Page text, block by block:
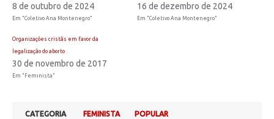
8 de outubro de 2024
Em "Coletivo Ana Montenegro"
16 de dezembro de 2024
Em "Coletivo Ana Montenegro"
Organizações cristãs em favor da
legalização do aborto
30 de novembro de 2017
Em "Feminista"
CATEGORIA FEMINISTA
POPULAR